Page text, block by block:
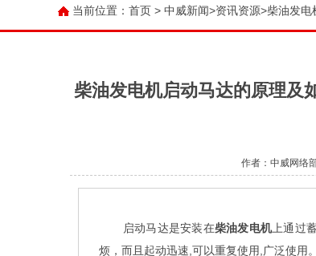
当前位置： 首页 > 中威新闻>资讯资源>柴油发电
柴油发电机启动马达的原理及
作者：中威网络
启动马达是安装在柴油发电机上通过
烦，而且起动迅速,可以重复使用,广泛使用。